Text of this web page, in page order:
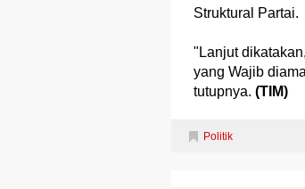
Struktural Partai.
"Lanjut
yang Wajib
tutupnya. (TIM)
Politik